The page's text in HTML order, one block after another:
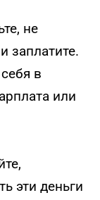
не
заплатите.
в
или
эти деньги